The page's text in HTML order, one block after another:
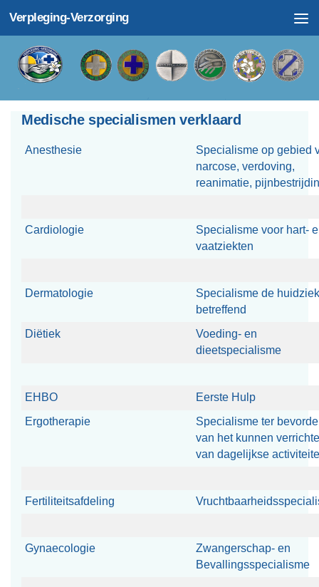
Doorgaan naar inhoud
Verpleging-Verzorging
Medische specialismen verklaard
Anesthesie
Specialisme op gebied
narcose, verdoving,
reanimatie,
Cardiologie
Specialisme voor hart-
vaatziekten
Dermatologie
Specialisme de
betreffend
Diëtiek
Voeding- en
dieetspecialisme
EHBO
Eerste Hulp
Ergotherapie
Specialisme ter
van het kunnen
van dagelijkse
Fertiliteitsafdeling
Gynaecologie
Zwangerschap- en
Bevallingsspecialisme